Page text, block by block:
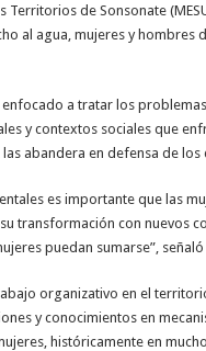
de Sonsonate
al agua, mujeres y hombres
a tratar los
y contextos sociales que
abandera en defensa de los
es importante que las
transformación con nuevos
puedan sumarse”,
organizativo en el
y conocimientos en
históricamente en